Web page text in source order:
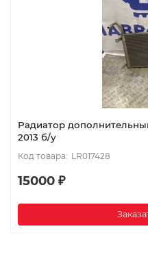
Радиатор
2013 б/у
LR017428
15000 ₽